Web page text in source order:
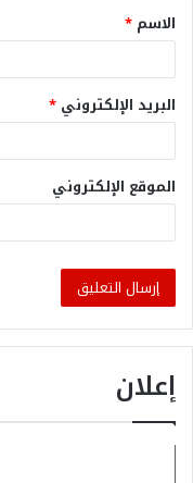
الاسم *
البريد الإلكتروني *
الموقع الإلكتروني
إعلان